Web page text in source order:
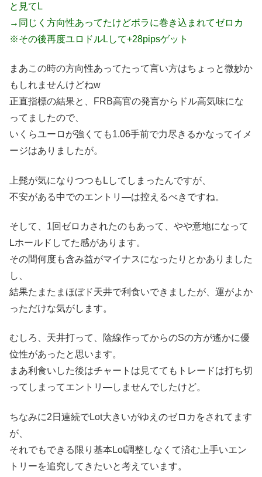
と見てL
→同じく方向性あってたけどボラに巻き込まれてゼロカ
※その後再度ユロドルLして+28pipsゲット
まあこの時の方向性あってたって言い方はちょっと微妙か
もしれませんけどねw
正直指標の結果と、FRB高官の発言からドル高気味にな
ってましたので、
いくらユーロが強くても1.06手前で力尽きるかなってイメ
ージはありましたが。
上髭が気になりつつもLしてしまったんですが、
不安がある中でのエントリ―は控えるべきですね。
そして、1回ゼロカされたのもあって、やや意地になって
Lホールドしてた感があります。
その間何度も含み益がマイナスになったりとかありました
し、
結果たまたまほぼド天井で利食いできましたが、運がよか
っただけな気がします。
むしろ、天井打って、陰線作ってからのSの方が遙かに優
位性があったと思います。
まあ利食いした後はチャートは見ててもトレードは打ち切
ってしまってエントリ―しませんでしたけど。
ちなみに2日連続でLot大きいがゆえのゼロカをされてます
が、
それでもできる限り基本Lot調整しなくて済む上手いエン
トリーを追究してきたいと考えています。